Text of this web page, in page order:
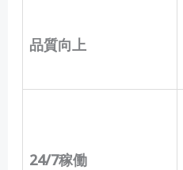
品質向上
24/7稼働